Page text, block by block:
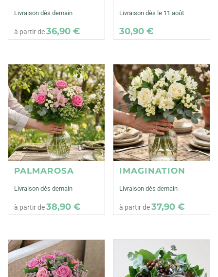
Livraison dès demain
à partir de36,90 €
Livraison dès le 11 août
30,90 €
PALMAROSA
Livraison dès demain
à partir de38,90 €
IMAGINATION
Livraison dès demain
à partir de37,90 €